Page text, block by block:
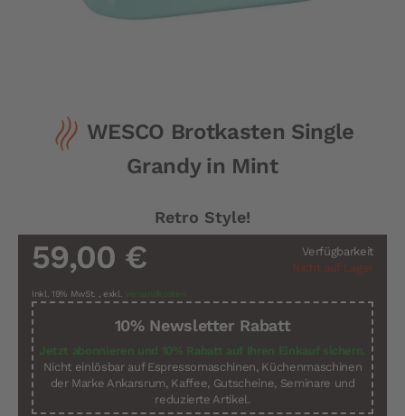
WESCO Brotkasten Single
Grandy in Mint
Retro Style!
Verfügbarkeit
Nicht auf Lager
59,00 €
Inkl. 19% MwSt. , exkl. Versandkosten
10% Newsletter Rabatt
Jetzt abonnieren und 10% Rabatt auf Ihren Einkauf sichern.
Nicht einlösbar auf Espressomaschinen, Küchenmaschinen
der Marke Ankarsrum, Kaffee, Gutscheine, Seminare und
reduzierte Artikel.